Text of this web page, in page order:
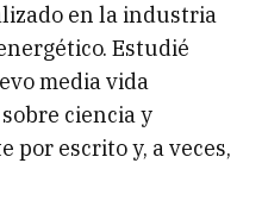
en la industria
Estudié
media vida
ciencia y
por escrito y, a veces,